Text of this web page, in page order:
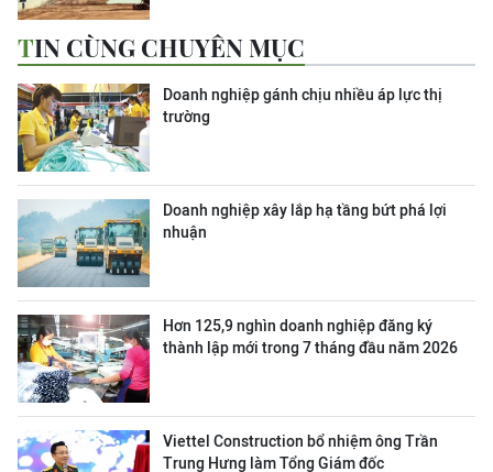
TIN CÙNG CHUYÊN MỤC
Doanh nghiệp gánh chịu nhiều áp lực thị
trường
Doanh nghiệp xây lắp hạ tầng bứt phá lợi
nhuận
Hơn 125,9 nghìn doanh nghiệp đăng ký
thành lập mới trong 7 tháng đầu năm 2026
Viettel Construction bổ nhiệm ông Trần
Trung Hưng làm Tổng Giám đốc